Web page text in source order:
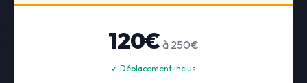
120€ à 250€
✓ Déplacement inclus